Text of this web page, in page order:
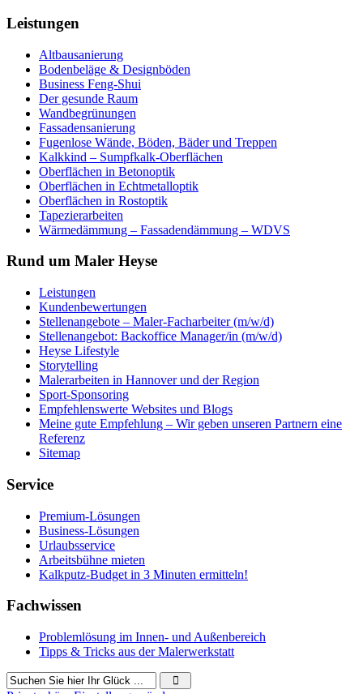
Leistungen
Altbausanierung
Bodenbeläge & Designböden
Business Feng-Shui
Der gesunde Raum
Wandbegrünungen
Fassadensanierung
Fugenlose Wände, Böden, Bäder und Treppen
Kalkkind – Sumpfkalk-Oberflächen
Oberflächen in Betonoptik
Oberflächen in Echtmetalloptik
Oberflächen in Rostoptik
Tapezierarbeiten
Wärmedämmung – Fassadendämmung – WDVS
Rund um Maler Heyse
Leistungen
Kundenbewertungen
Stellenangebote – Maler-Facharbeiter (m/w/d)
Stellenangebot: Backoffice Manager/in (m/w/d)
Heyse Lifestyle
Storytelling
Malerarbeiten in Hannover und der Region
Sport-Sponsoring
Empfehlenswerte Websites und Blogs
Meine gute Empfehlung – Wir geben unseren Partnern eine
Referenz
Sitemap
Service
Premium-Lösungen
Business-Lösungen
Urlaubsservice
Arbeitsbühne mieten
Kalkputz-Budget in 3 Minuten ermitteln!
Fachwissen
Problemlösung im Innen- und Außenbereich
Tipps & Tricks aus der Malerwerkstatt